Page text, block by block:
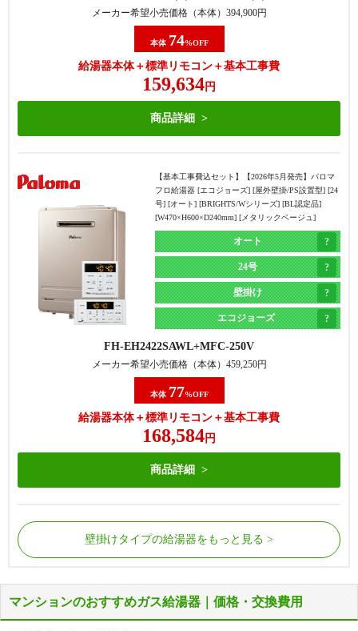
メーカー希望小売価格（本体） 394,900円
本体 74%OFF
給湯器本体＋標準リモコン＋基本工事費
159,634 円
商品詳細
【基本工事費込セット】
【2026年5月発売】パロマ
フロ給湯器 [エコジョーズ] [屋外壁掛/PS設置型] [24
号] [オート] [BRIGHTS/Wシリーズ] [BL認定品]
[W470×H600×D240mm] [メタリックベージュ]
オート
24号
壁掛け
エコジョーズ
FH-EH2422SAWL MFC-250V
メーカー希望小売価格（本体） 459,250円
本体 77%OFF
給湯器本体＋標準リモコン＋基本工事費
168,584 円
商品詳細
壁掛けタイプの給湯器をもっと見る
屋外の床に据置で設置されているタイプの給湯器で
屋外の床に据置で設置されているタイプの給湯器で
マンションのおすすめガス給湯器｜価格・交換費用